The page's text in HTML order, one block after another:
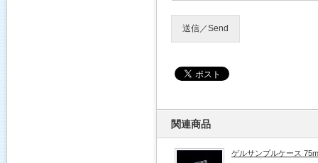
送信／Send
関連商品
ゲルサンプルケース